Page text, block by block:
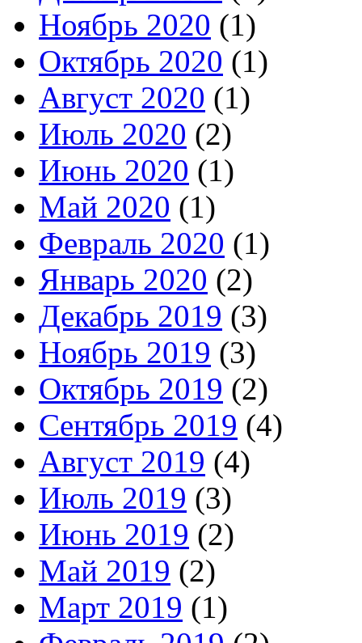
Ноябрь 2020 (1)
Октябрь 2020 (1)
Август 2020 (1)
Июль 2020 (2)
Июнь 2020 (1)
Май 2020 (1)
Февраль 2020 (1)
Январь 2020 (2)
Декабрь 2019 (3)
Ноябрь 2019 (3)
Октябрь 2019 (2)
Сентябрь 2019 (4)
Август 2019 (4)
Июль 2019 (3)
Июнь 2019 (2)
Май 2019 (2)
Март 2019 (1)